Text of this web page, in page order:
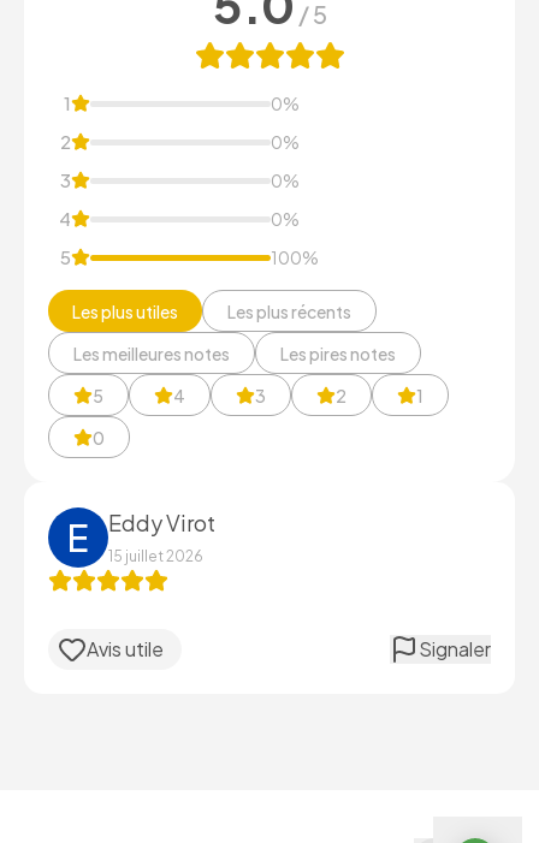
/ 5
1 0%
2 0%
3 0%
4 0%
5 100%
Les plus utiles
Les plus récents
Les meilleures notes
Les pires notes
5
4 3 2
1
0
E Eddy Virot
15 juillet 2026
Avis utile Signaler